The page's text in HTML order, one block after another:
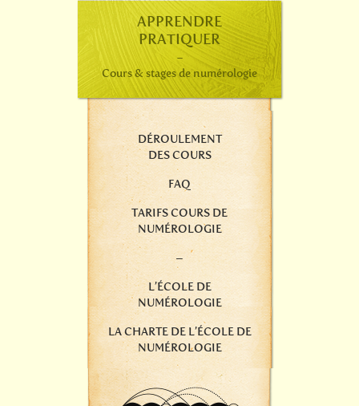
APPRENDRE
PRATIQUER
-
Cours & stages de numérologie
DÉROULEMENT
DES COURS
FAQ
TARIFS COURS DE
NUMÉROLOGIE
–
L’ÉCOLE DE
NUMÉROLOGIE
LA CHARTE DE L’ÉCOLE DE
NUMÉROLOGIE